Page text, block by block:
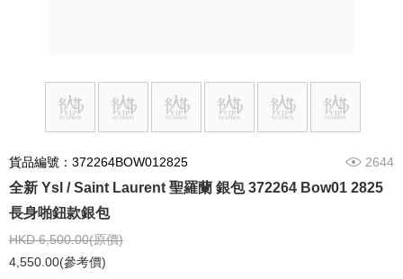
貨品編號：372264BOW012825 2644
全新 Ysl / Saint Laurent 聖羅蘭 銀包 372264 Bow01 2825
長身啪鈕款銀包
HKD 6,500.00(原價)
4,550.00(參考價)